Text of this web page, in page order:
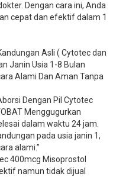
Dengan cara ini, Anda
cepat dan efektif dalam 1
Asli ( Cytotec dan
Janin Usia 1-8 Bulan
Alami Dan Aman Tanpa
Dengan Pil Cytotec
Menggugurkan
dalam waktu 24 jam.
pada usia janin 1,
alami.”
400mcg Misoprostol
namun tidak dijual